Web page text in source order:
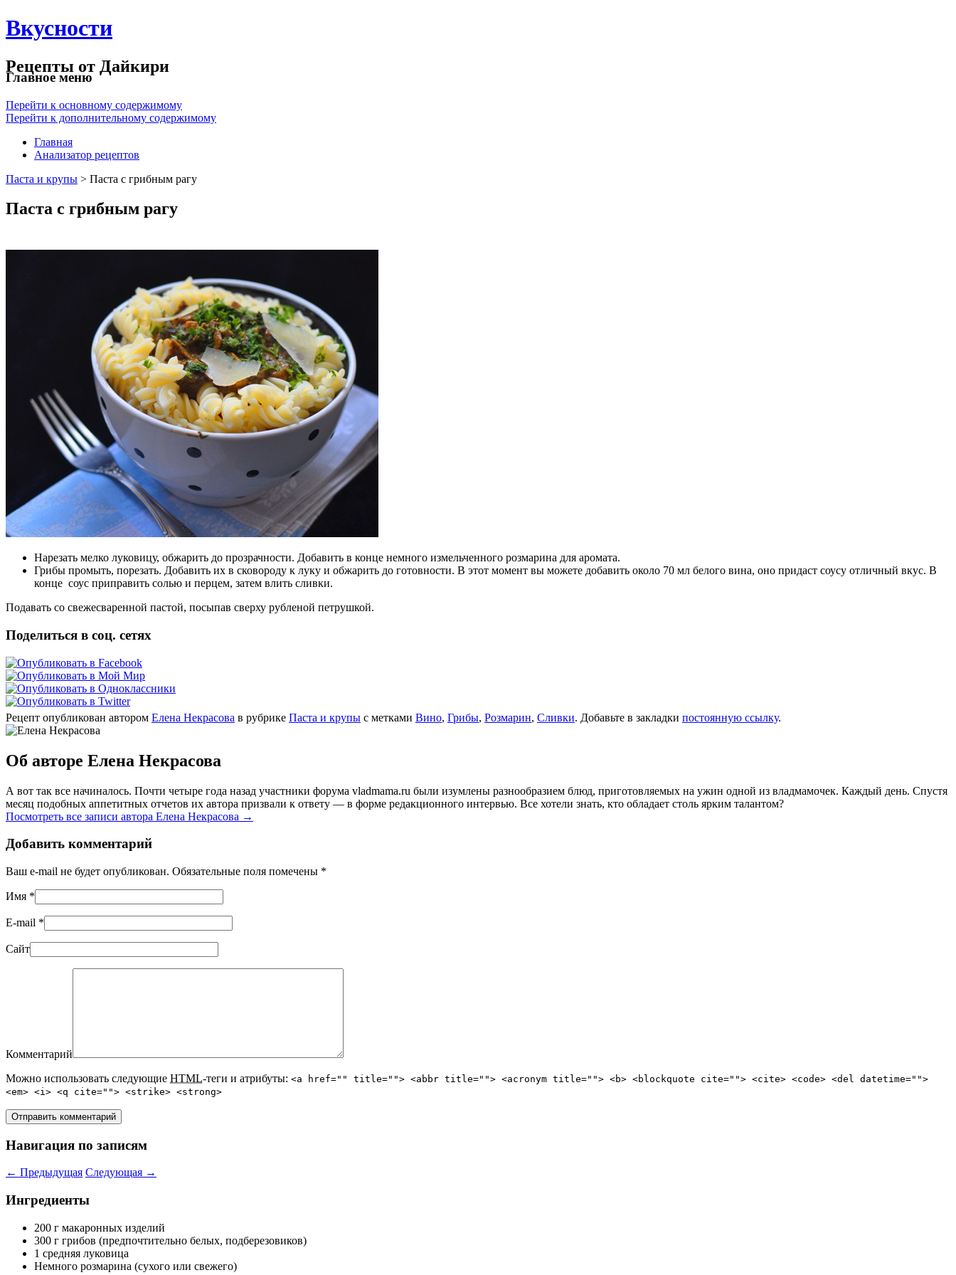
Вкусности
Рецепты от Дайкири
Главное меню
Перейти к основному содержимому
Перейти к дополнительному содержимому
Главная
Анализатор рецептов
Паста и крупы > Паста с грибным рагу
Паста с грибным рагу
Нарезать мелко луковицу, обжарить до прозрачности. Добавить в конце немного измельченного розмарина для аромата.
Грибы промыть, порезать. Добавить их в сковороду к луку и обжарить до готовности. В этот момент вы можете добавить около 70 мл белого вина, оно придаст соусу отличный вкус. В
конце соус приправить солью и перцем, затем влить сливки.
Подавать со свежесваренной пастой, посыпав сверху рубленой петрушкой.
Поделиться в соц. сетях
Рецепт опубликован автором Елена Некрасова в рубрике Паста и крупы с метками Вино, Грибы, Розмарин, Сливки. Добавьте в закладки постоянную ссылку.
Об авторе Елена Некрасова
А вот так все начиналось. Почти четыре года назад участники форума vladmama.ru были изумлены разнообразием блюд, приготовляемых на ужин одной из владмамочек. Каждый день. Спустя
месяц подобных аппетитных отчетов их автора призвали к ответу — в форме редакционного интервью. Все хотели знать, кто обладает столь ярким талантом?
Посмотреть все записи автора Елена Некрасова →
Добавить комментарий
Ваш e-mail не будет опубликован. Обязательные поля помечены *
Имя *
E-mail *
Сайт
Комментарий
Можно использовать следующие HTML-теги и атрибуты: <a href="" title=""> <abbr title=""> <acronym title=""> <b> <blockquote cite=""> <cite> <code> <del datetime="">
<em> <i> <q cite=""> <strike> <strong>
Навигация по записям
← Предыдущая Следующая →
Ингредиенты
200 г макаронных изделий
300 г грибов (предпочтительно белых, подберезовиков)
1 средняя луковица
Немного розмарина (сухого или свежего)